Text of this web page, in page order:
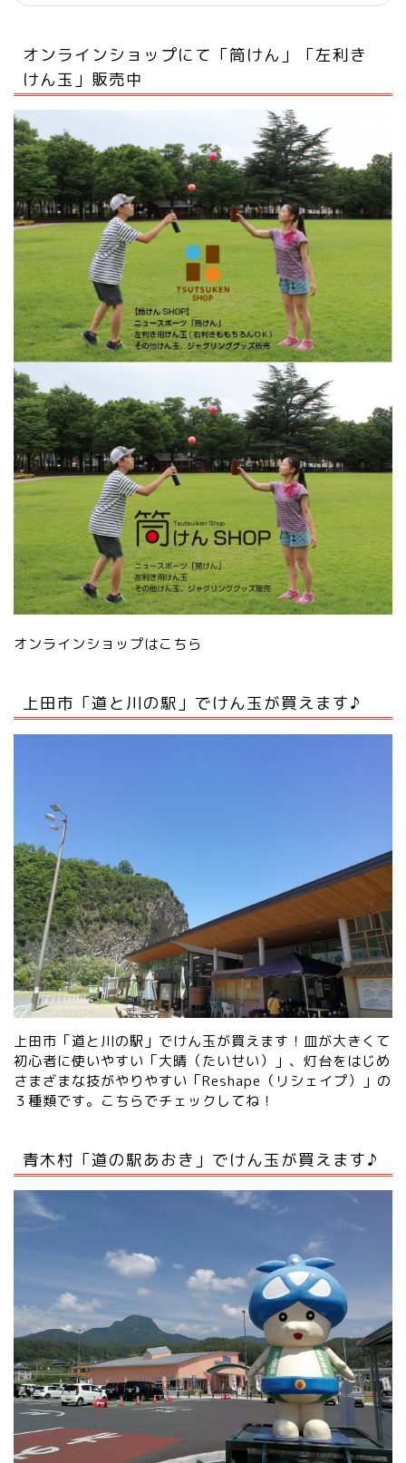
オンラインショップにて「筒けん」「左利き
けん玉」販売中
オンラインショップはこちら
上田市「道と川の駅」でけん玉が買えます♪
上田市「道と川の駅」でけん玉が買えます！皿が大きくて
初心者に使いやすい「大晴（たいせい）」、灯台をはじめ
さまざまな技がやりやすい「Reshape（リシェイプ）」の
３種類です。 こちらでチェックしてね！
青木村「道の駅あおき」でけん玉が買えます♪